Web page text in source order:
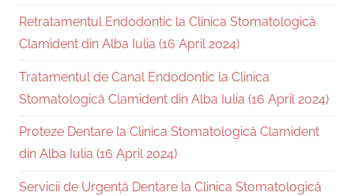
Retratamentul Endodontic la Clinica Stomatologică
Clamident din Alba Iulia (16 April 2024)
Tratamentul de Canal Endodontic la Clinica
Stomatologică Clamident din Alba Iulia (16 April 2024)
Proteze Dentare la Clinica Stomatologică Clamident
din Alba Iulia (16 April 2024)
Servicii de Urgență Dentare la Clinica Stomatologică